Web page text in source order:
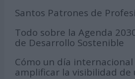
Santos Patrones de
Todo sobre la Agenda
de Desarrollo Sostenible
Cómo un día
amplificar la visibilidad de